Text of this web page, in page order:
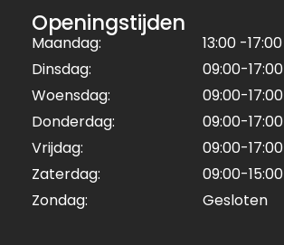
Openingstijden
Maandag:
13:00 -17:00
Dinsdag:
09:00-17:00
Woensdag:
09:00-17:00
Donderdag:
09:00-17:00
Vrijdag:
09:00-17:00
Zaterdag:
09:00-15:00
Zondag:
Gesloten